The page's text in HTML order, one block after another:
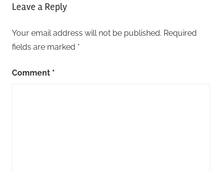
Leave a Reply
Your email address will not be published. Required
fields are marked *
Comment *